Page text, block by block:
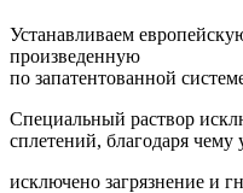
Устанавливаем
произведенную
по запатентованной
Специальный раствор
сплетений, благодаря чему
исключено загрязнение и